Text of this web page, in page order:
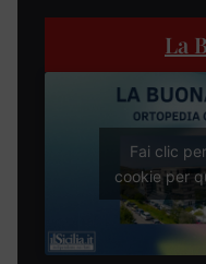
La
Fai clic
cookie per